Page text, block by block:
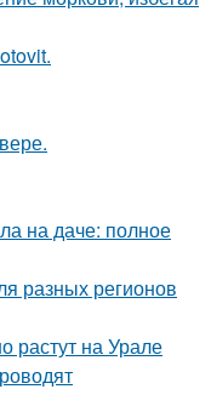
на даче: полное
разных регионов
растут на Урале